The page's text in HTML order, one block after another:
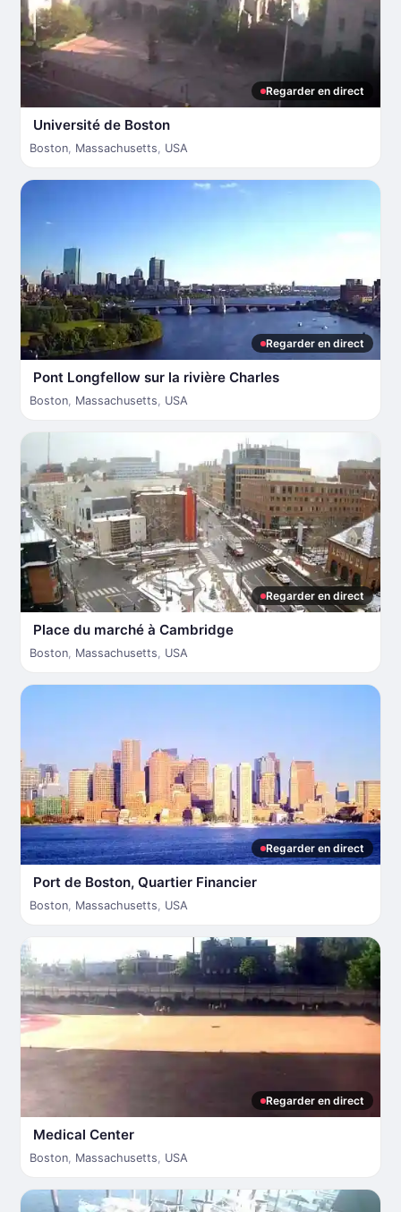
Regarder en direct
Université de Boston
Boston, Massachusetts, USA
Regarder en direct
Pont Longfellow sur la rivière Charles
Boston, Massachusetts, USA
Regarder en direct
Place du marché à Cambridge
Boston, Massachusetts, USA
Regarder en direct
Port de Boston, Quartier Financier
Boston, Massachusetts, USA
Regarder en direct
Medical Center
Boston, Massachusetts, USA